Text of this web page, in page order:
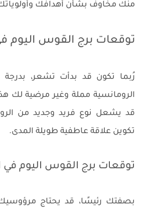
منك مخاوف بشأن أهدافك
توقعات برج القوس اليوم
رُبما تكون قد بدأت تشعر، بدرجة
الرومانسية مملة وغير مرضية لك
قد يشعل نوع فريد وجديد من
تكوين علاقة عاطفية طويلة المدى.
توقعات برج القوس اليوم
بصفتك رئيسًا، قد يحتاج مرؤوسيك